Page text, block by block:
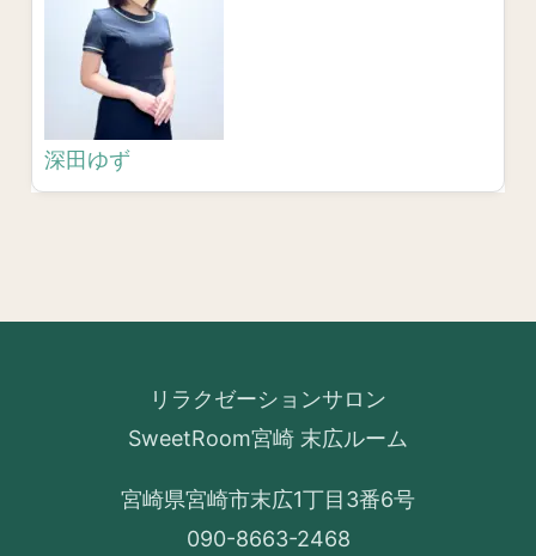
深田ゆず
リラクゼーションサロン
SweetRoom宮崎 末広ルーム
宮崎県宮崎市末広1丁目3番6号
090-8663-2468